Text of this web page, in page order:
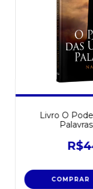
Livro O